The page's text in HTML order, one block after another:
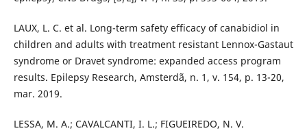
LAUX, L. C. et al. Long-term safety efficacy of canabidiol in
children and adults with treatment resistant Lennox-Gastaut
syndrome or Dravet syndrome: expanded access program
results. Epilepsy Research, Amsterdã, n. 1, v. 154, p. 13-20,
mar. 2019.
LESSA, M. A.; CAVALCANTI, I. L.; FIGUEIREDO, N. V.